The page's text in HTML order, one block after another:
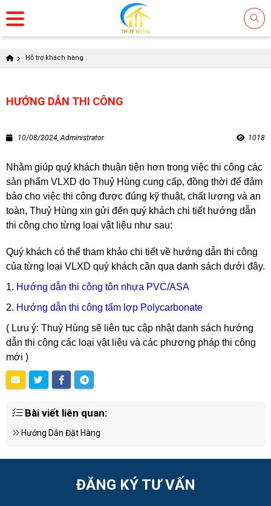
Hỗ trợ khách hàng
HƯỚNG DẪN THI CÔNG
10/08/2024, Administrator 1018
Nhằm giúp quý khách thuận tiện hơn trong việc thi công các
sản phẩm VLXD do Thuỷ Hùng cung cấp, đồng thời để đảm
bảo cho việc thi công được đúng kỹ thuật, chất lượng và an
toàn, Thuỷ Hùng xin gửi đến quý khách chi tiết hướng dẫn
thi công cho từng loại vật liệu như sau:
Quý khách có thể tham khảo chi tiết về hướng dẫn thi công
của từng loại VLXD quý khách cần qua danh sách dưới đây.
1. Hướng dẫn thi công tôn nhựa PVC/ASA
2. Hướng dẫn thi công tấm lợp Polycarbonate
( Lưu ý: Thuỷ Hùng sẽ liên tục cập nhật danh sách hướng
dẫn thi công các loại vật liệu và các phương pháp thi công
mới )
Bài viết liên quan:
Hướng Dẫn Đặt Hàng
ĐĂNG KÝ TƯ VẤN